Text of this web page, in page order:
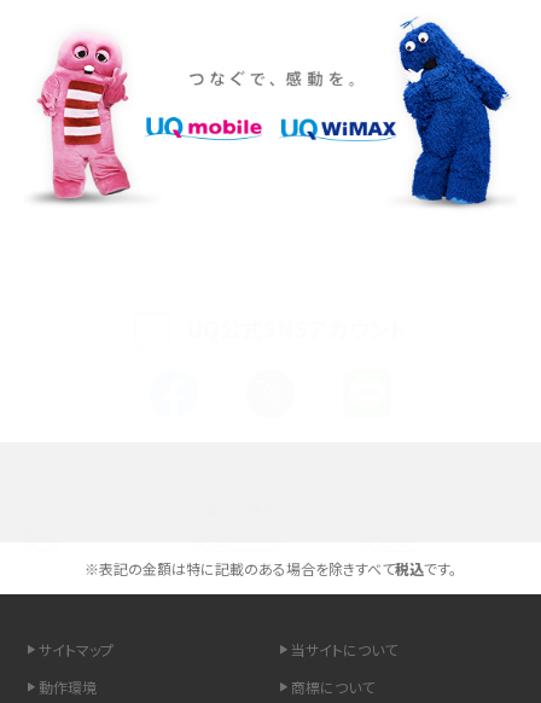
iPhone 16eとiPhone SE（第3世代）の違いは？サイズやスペックを比較して解説
iPhone 16eとiPhone 14を徹底比較！スペック・機能の違いをわかりやすく紹介
iPhone 16シリーズのモデルを比較！価格・サイズ・カメラ性能の違いを徹底解説
iPhone 16とiPhone 15の違いは？カメラ・スペック・機能を徹底比較
LINEの引き継ぎ方法は？対象データや事前準備・条件・注意点などを解説
※表記の金額は特に記載のある場合を除きすべて税込です。
サイトマップ
当サイトについて
動作環境
商標について